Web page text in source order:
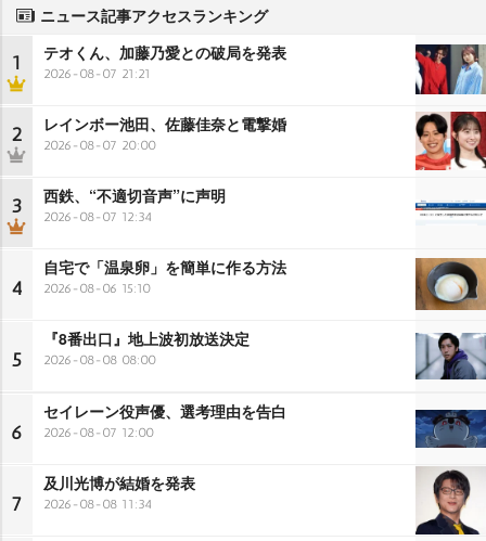
ニュース記事アクセスランキング
1 テオくん、加藤乃愛との破局を発表
2026-08-07 21:21
2 レインボー池田、佐藤佳奈と電撃婚
2026-08-07 20:00
3 西鉄、“不適切音声”に声明
2026-08-07 12:34
4
自宅で「温泉卵」を簡単に作る方法
2026-08-06 15:10
5
『8番出口』地上波初放送決定
2026-08-08 08:00
6
セイレーン役声優、選考理由を告白
2026-08-07 12:00
7
及川光博が結婚を発表
2026-08-08 11:34